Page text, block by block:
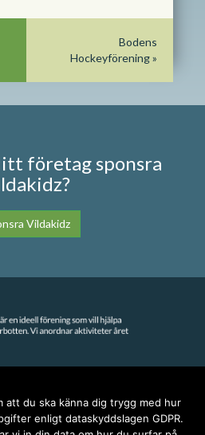
Bodens
Hockeyförening»
företag sponsra
Vildakidz
att du ska känna dig trygg med hur
enligt dataskyddslagen GDPR.